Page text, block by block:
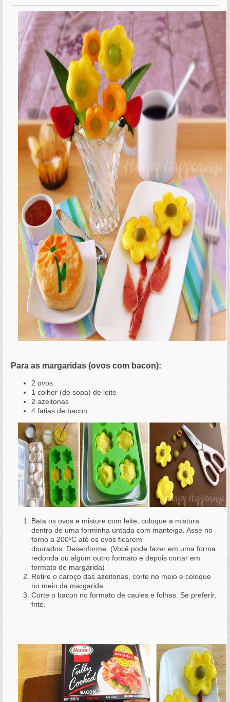
Para as margaridas (ovos com bacon):
2 ovos
1 colher (de sopa) de leite
2 azeitonas
4 fatias de bacon
Bata os ovos e misture com leite, coloque a mistura
dentro de uma forminha untada com manteiga. Asse no
forno a 200ºC até os ovos ficarem
dourados. Desenforme. (Você pode fazer em uma forma
redonda ou algum outro formato e depois cortar em
formato de margarida)
Retire o caroço das azeitonas, corte no meio e coloque
no meio da margarida.
Corte o bacon no formato de caules e folhas. Se preferir,
frite.